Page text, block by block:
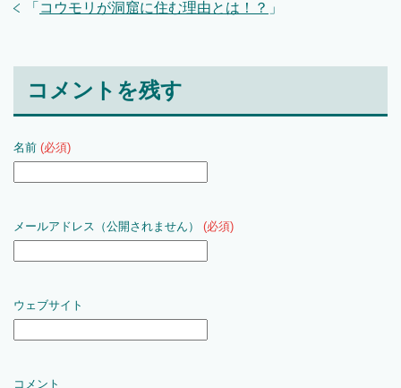
「 コウモリが洞窟に住む理由とは！？ 」
コメントを残す
名前 (必須)
メールアドレス（公開されません） (必須)
ウェブサイト
コメント